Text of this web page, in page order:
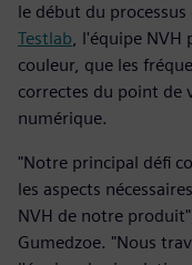
le début du
Testlab, l'équipe NVH
couleur, que les
correctes du point de
numérique.
"Notre principal défi
les aspects
NVH de notre
Gumedzoe. "Nous